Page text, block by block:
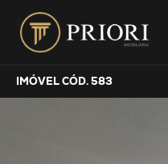
IMÓVEL CÓD. 583